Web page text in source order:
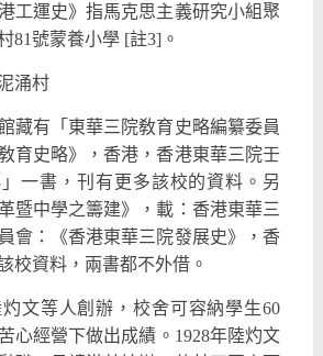
工運史》指馬克思主義研究小組聚
81號蒙養小學 [註3]。
涌村
藏有「東華三院敎育史略編纂委員
育史略》，香港，香港東華三院壬
一書，刊有更多該校的資料。另
暨中學之籌建》，載：香港東華三
會：《香港東華三院發展史》，香
校資料，兩書都不外借。
文等人創辦，校舍可容納學生60
心經營下做出成績。1928年陸灼文